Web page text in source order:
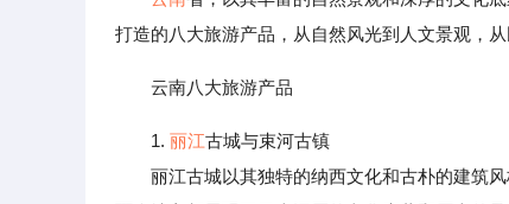
打造的八大旅游产品，从自然风光到人文景观，
云南八大旅游产品
1. 丽江古城与束河古镇
丽江古城以其独特的纳西文化和古朴的建筑风